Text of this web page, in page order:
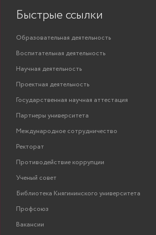
Быстрые ссылки
Образовательная деятельность
Воспитательная деятельность
Научная деятельность
Проектная деятельность
Государственная научная аттестация
Партнеры университета
Международное сотрудничество
Ректорат
Противодействие коррупции
Ученый совет
Библиотека Княгининского университета
Профсоюз
Вакансии